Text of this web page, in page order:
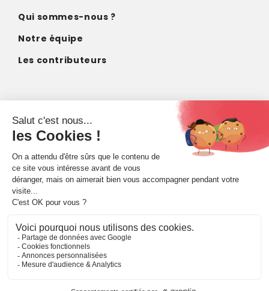
Qui sommes-nous ?
Notre équipe
Les contributeurs
contact@imagodei.fr
FAIRE UN DON